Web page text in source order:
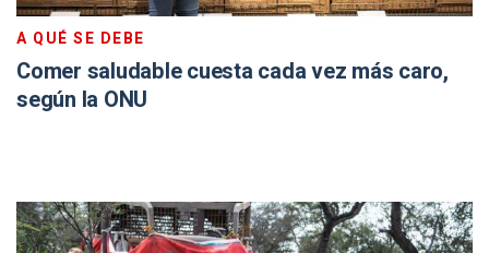
A QUÉ SE DEBE
Comer saludable cuesta cada vez más caro,
según la ONU